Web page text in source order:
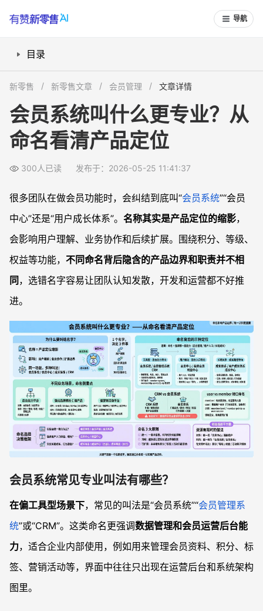
导航
目录
如何根据业务选择合适的命名方式？
常见问题
CRM 和会员系统有什么区别，命名上要区分吗？
技术接口命名中，用 user 还是 member 更合适？
新零售 新零售文章 会员管理 文章详情
会员系统叫什么更专业？从
命名看清产品定位
300人已读 发布于：2026-05-25 11:41:37
很多团队在做会员功能时，会纠结到底叫“会员系统”“会员
中心”还是“用户成长体系”。 名称其实是产品定位的缩影，
会影响用户理解、业务协作和后续扩展。围绕积分、等级、
权益等功能， 不同命名背后隐含的产品边界和职责并不相
同 ，选错名字容易让团队认知发散，开发和运营都不好推
进。
会员系统常见专业叫法有哪些？
在偏工具型场景下，常见的叫法是“会员系统”“会员管理系
统”或“CRM”。这类命名更强调数据管理和会员运营后台能
力，适合企业内部使用，例如用来管理会员资料、积分、标
签、营销活动等，界面中往往只出现在运营后台和系统架构
图里。